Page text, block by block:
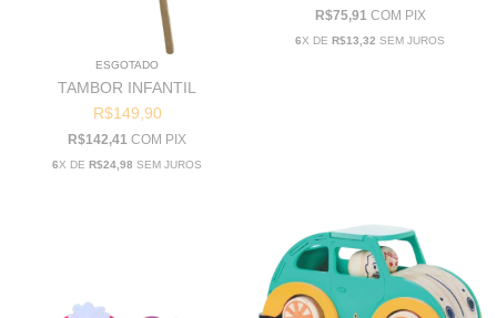
ESGOTADO
TAMBOR INFANTIL
R$149,90
R$142,41 COM PIX
6X DE R$24,98 SEM JUROS
R$75,91 COM PIX
6X DE R$13,32 SEM JUROS